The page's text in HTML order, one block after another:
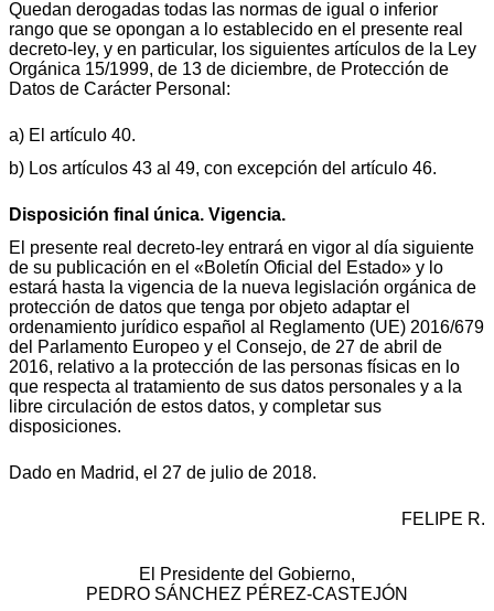
Quedan derogadas todas las normas de igual o inferior
rango que se opongan a lo establecido en el presente real
decreto-ley, y en particular, los siguientes artículos de la Ley
Orgánica 15/1999, de 13 de diciembre, de Protección de
Datos de Carácter Personal:
a) El artículo 40.
b) Los artículos 43 al 49, con excepción del artículo 46.
Disposición final única. Vigencia.
El presente real decreto-ley entrará en vigor al día siguiente
de su publicación en el «Boletín Oficial del Estado» y lo
estará hasta la vigencia de la nueva legislación orgánica de
protección de datos que tenga por objeto adaptar el
ordenamiento jurídico español al Reglamento (UE) 2016/679
del Parlamento Europeo y el Consejo, de 27 de abril de
2016, relativo a la protección de las personas físicas en lo
que respecta al tratamiento de sus datos personales y a la
libre circulación de estos datos, y completar sus
disposiciones.
Dado en Madrid, el 27 de julio de 2018.
FELIPE R.
El Presidente del Gobierno,
PEDRO SÁNCHEZ PÉREZ-CASTEJÓN